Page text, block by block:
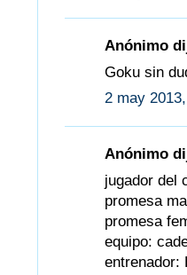
Anónimo
Goku sin
2 may
Anónimo
jugador del
promesa
promesa
equipo:
entrenador: